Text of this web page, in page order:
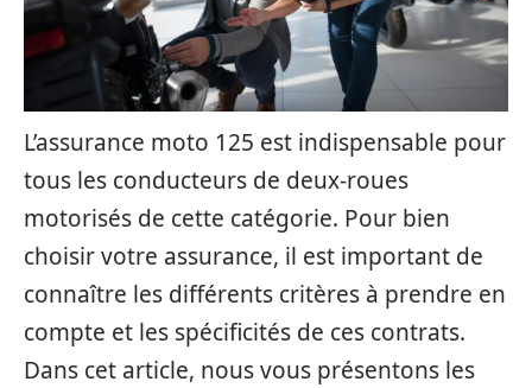
L’assurance moto 125 est indispensable pour
tous les conducteurs de deux-roues
motorisés de cette catégorie. Pour bien
choisir votre assurance, il est important de
connaître les différents critères à prendre en
compte et les spécificités de ces contrats.
Dans cet article, nous vous présentons les